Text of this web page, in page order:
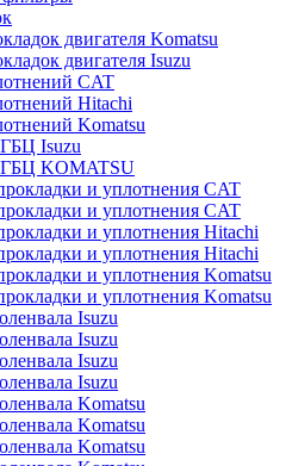
двигателя Komatsu
двигателя Isuzu
CAT
Hitachi
Komatsu
Isuzu
KOMATSU
и уплотнения CAT
и уплотнения CAT
и уплотнения Hitachi
и уплотнения Hitachi
и уплотнения Komatsu
и уплотнения Komatsu
Isuzu
Isuzu
Isuzu
Isuzu
Komatsu
Komatsu
Komatsu